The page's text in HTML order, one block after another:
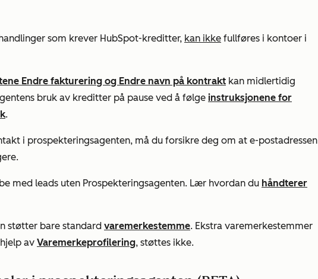
som krever HubSpot-kreditter, kan ikke fullføres i kontoer i
Endre fakturering og Endre navn på kontrakt kan midlertidig
bruk av kreditter på pause ved å følge instruksjonene for
.
i prospekteringsagenten, må du forsikre deg om at e-postadressen
med leads uten Prospekteringsagenten. Lær hvordan du håndterer
støtter bare standard varemerkestemme. Ekstra varemerkestemmer
av Varemerkeprofilering, støttes ikke.